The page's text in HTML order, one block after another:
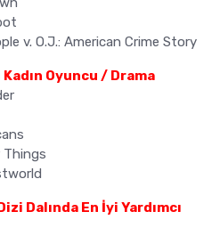
v. O.J.: American Crime Story
Oyuncu / Drama
Things
Dalında En İyi Yardımcı